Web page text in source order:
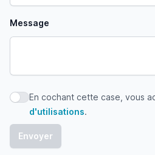
Message
En cochant cette case, vous
En cochant cette case, vous
d'utilisations.